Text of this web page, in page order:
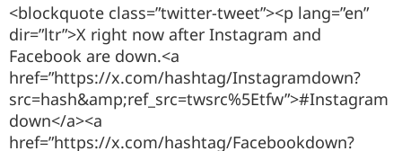
<blockquote class=”twitter-tweet”><p lang=”en”
dir=”ltr”>X right now after Instagram and
Facebook are down.<a
href=”https://x.com/hashtag/Instagramdown?
src=hash&amp;ref_src=twsrc%5Etfw”>#Instagram
down</a><a
href=”https://x.com/hashtag/Facebookdown?